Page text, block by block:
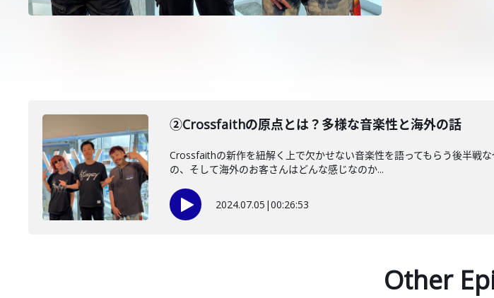
②Crossfaithの原点とは？多様な音楽性と海外の話
Crossfaithの新作を紐解く上で欠かせない音楽性を語ってもらう後半戦
の、そして海外のお客さんはどんな感じなのか...
2024.07.05 |00:26:53
Other